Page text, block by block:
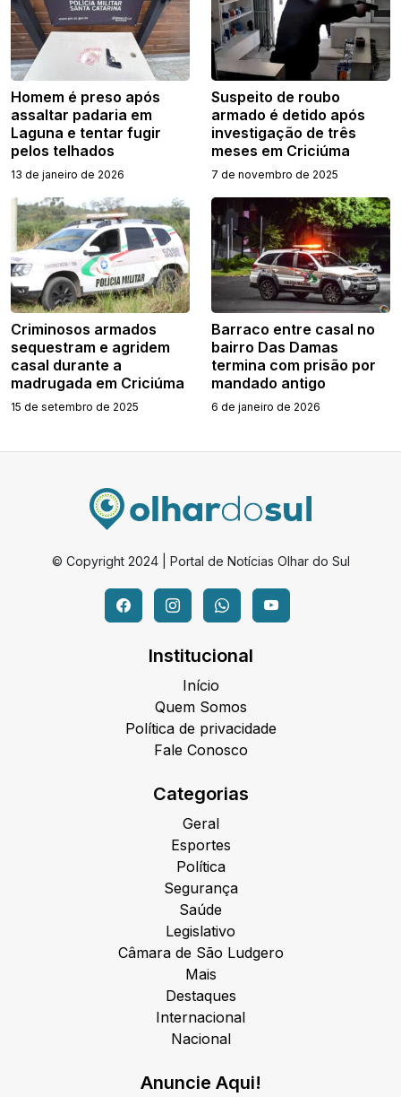
Homem é preso após
assaltar padaria em
Laguna e tentar fugir
pelos telhados
13 de janeiro de 2026
Suspeito de roubo
armado é detido após
investigação de três
meses em Criciúma
7 de novembro de 2025
Criminosos armados
sequestram e agridem
casal durante a
madrugada em Criciúma
15 de setembro de 2025
Barraco entre casal no
bairro Das Damas
termina com prisão por
mandado antigo
6 de janeiro de 2026
© Copyright 2024 | Portal de Notícias Olhar do Sul
Institucional
Início
Quem Somos
Política de privacidade
Fale Conosco
Categorias
Geral
Esportes
Política
Segurança
Saúde
Legislativo
Câmara de São Ludgero
Mais
Destaques
Internacional
Nacional
Anuncie Aqui!